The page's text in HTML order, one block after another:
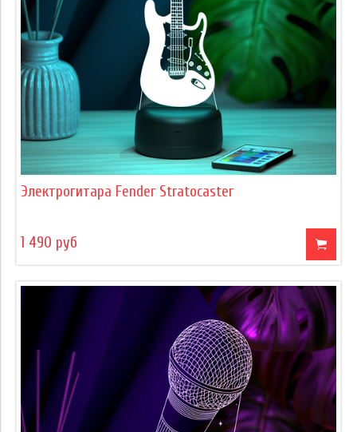
Электрогитара Fender Stratocaster
1 490 руб